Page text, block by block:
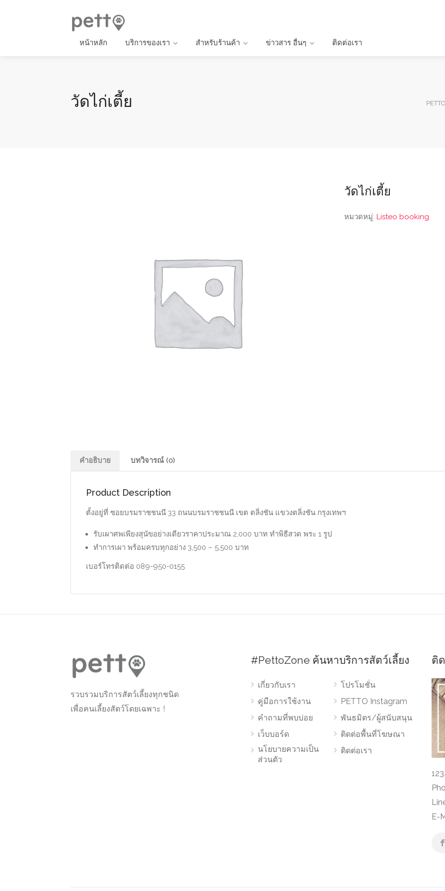
หน้าหลัก บริการของเรา สำหรับร้านค้า ข่าวสาร อื่นๆ ติดต่อเรา
วัดไก่เตี้ย
วัดไก่เตี้ย
หมวดหมู่:Listeo booking
คำอธิบาย บทวิจารณ์ (0)
Product Description
ตั้งอยู่ที่ ซอยบรมราชชนนี 33 ถนนบรมราชชนนี เขต ตลิ่งชัน แขวงตลิ่งชัน กรุงเทพฯ
รับเผาศพเพียงสุนัขอย่างเดียวราคาประมาณ 2,000 บาท ทำพิธีสวด พระ 1 รูป
ทำการเผา พร้อมครบทุกอย่าง 3,500 – 5,500 บาท
เบอร์โทรติดต่อ 089-950-0155
รวบรวมบริการสัตว์เลี้ยงทุกชนิด
เพื่อคนเลี้ยงสัตว์โดยเฉพาะ !
#PettoZone ค้นหาบริการสัตว์เลี้ยง
เกี่ยวกับเรา
คู่มือการใช้งาน
คำถามที่พบบ่อย
เว็บบอร์ด
นโยบายความเป็น
ส่วนตัว
โปรโมชั่น
PETTO Instagram
พันธมิตร/ผู้สนับสนุน
ติดต่อพื้นที่โฆษณา
ติดต่อเรา
ติ
E-